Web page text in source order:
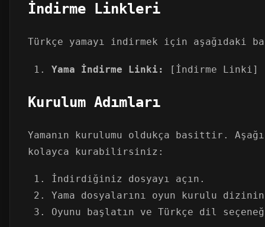
İndirme Linkleri
Türkçe yamayı indirmek için
Yama İndirme Linki: [İndirme Linki]
Kurulum Adımları
Yamanın kurulumu oldukça basittir.
kolayca kurabilirsiniz:
İndirdiğiniz dosyayı açın.
Yama dosyalarını oyun kurulu
Oyunu başlatın ve Türkçe dil